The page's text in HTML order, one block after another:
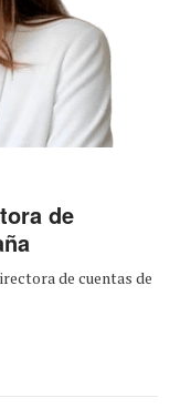
de
de cuentas de